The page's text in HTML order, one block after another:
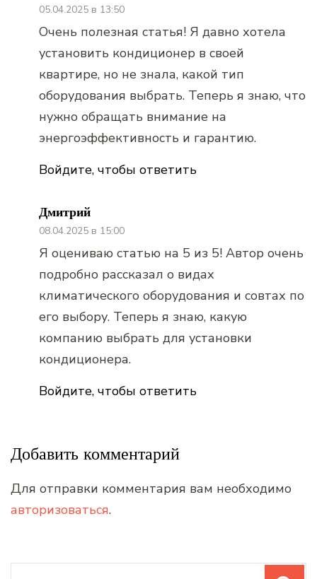
05.04.2025 в 13:50
Войдите, чтобы ответить
Очень полезная статья! Я давно хотела
установить кондиционер в своей
квартире, но не знала, какой тип
оборудования выбрать. Теперь я знаю, что
нужно обращать внимание на
энергоэффективность и гарантию.
Дмитрий
08.04.2025 в 15:00
Войдите, чтобы ответить
Я оцениваю статью на 5 из 5! Автор очень
подробно рассказал о видах
климатического оборудования и совтах по
его выбору. Теперь я знаю, какую
компанию выбрать для установки
кондиционера.
Добавить комментарий
Для отправки комментария вам необходимо
авторизоваться.